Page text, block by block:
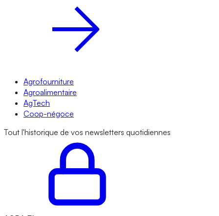
Agrofourniture
Agroalimentaire
AgTech
Coop-négoce
Tout l'historique de vos newsletters quotidiennes